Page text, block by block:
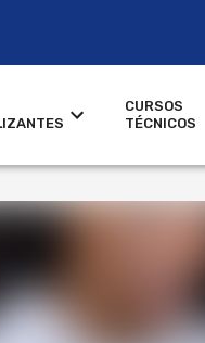
CURSOS
TÉCNICOS